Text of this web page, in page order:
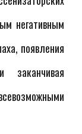
негативным
появления
заканчивая